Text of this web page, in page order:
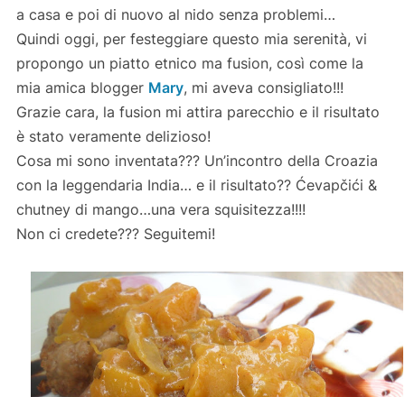
a casa e poi di nuovo al nido senza problemi…
Quindi oggi, per festeggiare questo mia serenità, vi
propongo un piatto etnico ma fusion, così come la
mia amica blogger Mary, mi aveva consigliato!!!
Grazie cara, la fusion mi attira parecchio e il risultato
è stato veramente delizioso!
Cosa mi sono inventata??? Un’incontro della Croazia
con la leggendaria India… e il risultato?? Ćevapčići &
chutney di mango…una vera squisitezza!!!!
Non ci credete??? Seguitemi!